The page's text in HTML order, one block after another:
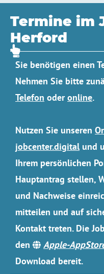
Termine im
Herford
Sie benötigen einen
Nehmen Sie bitte
Telefon oderonline.
Nutzen Sie unseren
jobcenter.digitalund
Ihrem persönlichen
Hauptantrag stellen,
und Nachweise
mitteilen und auf
Kontakt treten. Die
den
Apple-
Download bereit.